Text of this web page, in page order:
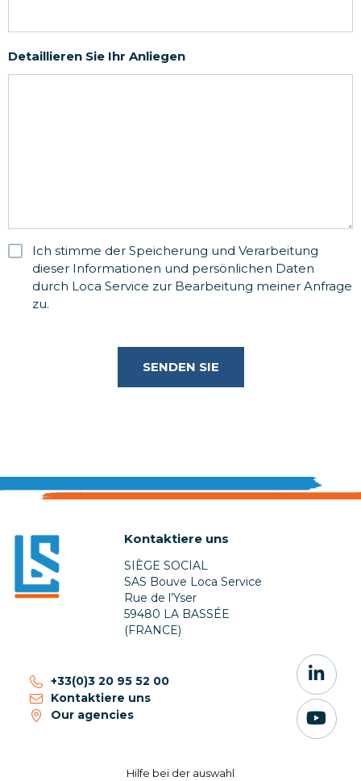
Detaillieren Sie Ihr Anliegen
RGPDIch stimme der Speicherung und Verarbeitung
dieser Informationen und persönlichen Daten
durch Loca Service zur Bearbeitung meiner Anfrage
zu.
Kontaktiere uns
SIÈGE SOCIAL
SAS Bouve Loca Service
Rue de l’Yser
59480 LA BASSÉE
(FRANCE)
+33(0)3 20 95 52 00
Kontaktiere uns
Our agencies
Hilfe bei ​​der auswahl